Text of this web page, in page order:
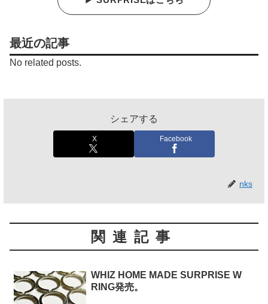
最近の記事
No related posts.
シェアする
X Facebook
nks
関連記事
WHIZ HOME MADE SURPRISE W
RING発売。